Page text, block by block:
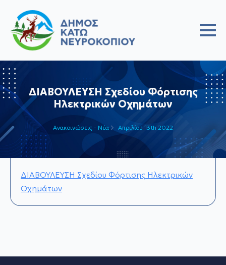
ΔΙΑΒΟΥΛΕΥΣΗ Σχεδίου Φόρτισης
Ηλεκτρικών Οχημάτων
Ανακοινώσεις - Νέα Απριλίου 13th 2022
ΔΙΑΒΟΥΛΕΥΣΗ Σχεδίου Φόρτισης Ηλεκτρικών
Οχημάτων